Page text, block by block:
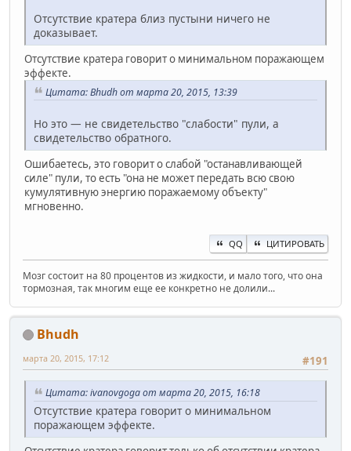
Отсутствие кратера близ пустыни ничего не
доказывает.
Отсутствие кратера говорит о минимальном поражающем
эффекте.
Цитата: Bhudh от марта 20, 2015, 13:39
Но это — не свидетельство "слабости" пули, а
свидетельство обратного.
Ошибаетесь, это говорит о слабой "останавливающей
силе" пули, то есть "она не может передать всю свою
кумулятивную энергию поражаемому объекту"
мгновенно.
QQ ЦИТИРОВАТЬ
Мозг состоит на 80 процентов из жидкости, и мало того, что она
тормозная, так многим еще ее конкретно не долили...
Bhudh
#191
марта 20, 2015, 17:12
Цитата: ivanovgoga от марта 20, 2015, 16:18
Отсутствие кратера говорит о минимальном
поражающем эффекте.